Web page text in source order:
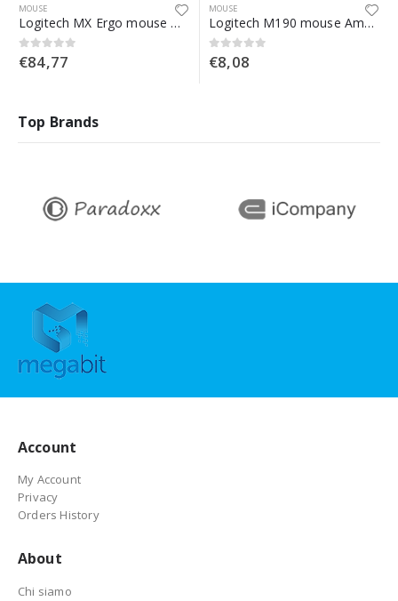
MOUSE
Logitech MX Ergo mouse Mano destra Wireless a RF + Bluetooth Trackball 440 DPI
0Su 5
€84,77
MOUSE
Logitech M190 mouse Ambidestro RF Wireless Ottico 1000 DPI
0Su 5
€8,08
Top Brands
Account
My Account
Privacy
Orders History
About
Chi siamo